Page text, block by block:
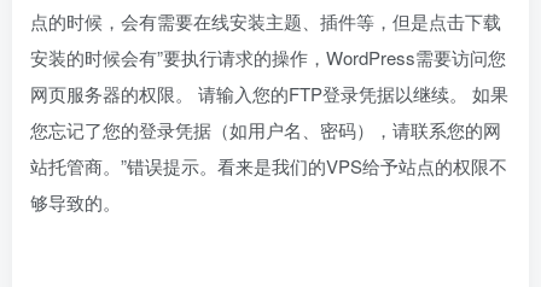
点的时候，会有需要在线安装主题、插件等，但是点击下载
安装的时候会有”要执行请求的操作，WordPress需要访问您
网页服务器的权限。 请输入您的FTP登录凭据以继续。 如果
您忘记了您的登录凭据（如用户名、密码），请联系您的网
站托管商。”错误提示。看来是我们的VPS给予站点的权限不
够导致的。